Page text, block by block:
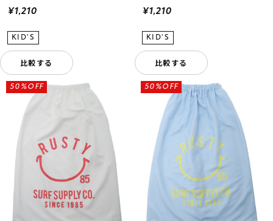
¥1,210
比較する
¥1,210
比較する
50%OFF 50%OFF